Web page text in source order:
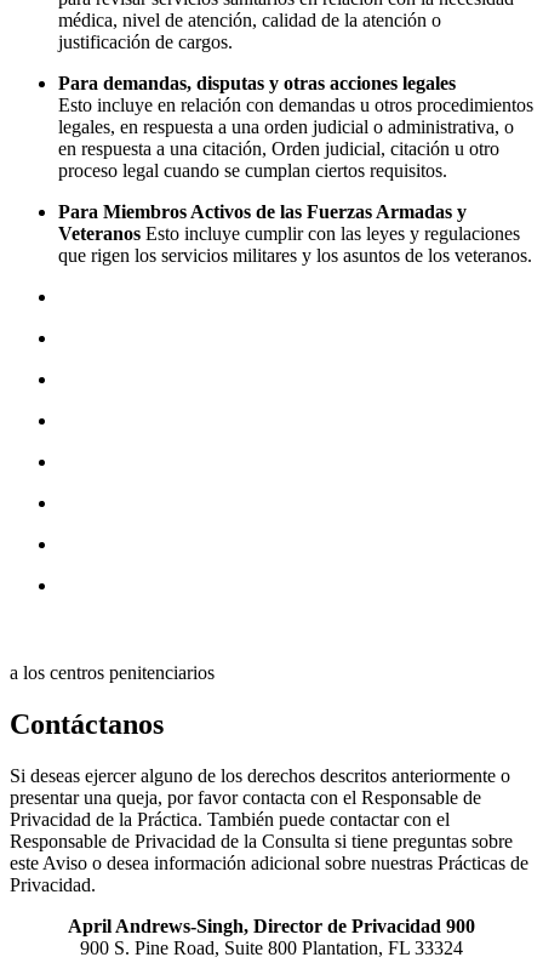
médica, nivel de atención, calidad de la atención o
justificación de cargos.
Para demandas, disputas y otras acciones legales
Esto incluye en relación con demandas u otros procedimientos
legales, en respuesta a una orden judicial o administrativa, o
en respuesta a una citación, Orden judicial, citación u otro
proceso legal cuando se cumplan ciertos requisitos.
Para Miembros Activos de las Fuerzas Armadas y
Veteranos Esto incluye cumplir con las leyes y regulaciones
que rigen los servicios militares y los asuntos de los veteranos.
a los centros penitenciarios
Contáctanos
Si deseas ejercer alguno de los derechos descritos anteriormente o
presentar una queja, por favor contacta con el Responsable de
Privacidad de la Práctica. También puede contactar con el
Responsable de Privacidad de la Consulta si tiene preguntas sobre
este Aviso o desea información adicional sobre nuestras Prácticas de
Privacidad.
April Andrews-Singh, Director de Privacidad 900
900 S. Pine Road, Suite 800 Plantation, FL 33324